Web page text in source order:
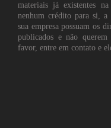
materiais já existentes
nenhum crédito para si, a
sua empresa possuam os
publicados e não
favor, entre em contato e